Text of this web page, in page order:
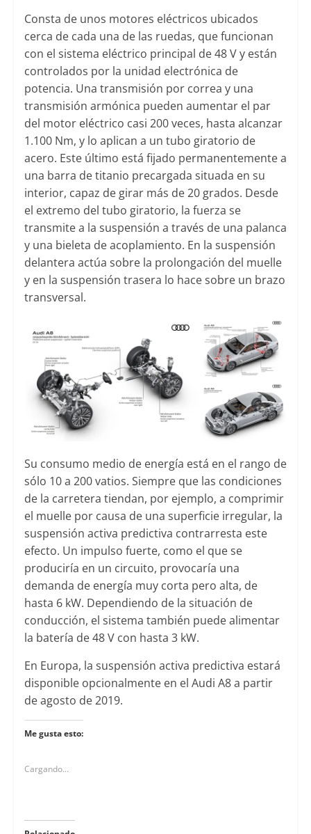
Consta de unos motores eléctricos ubicados
cerca de cada una de las ruedas, que funcionan
con el sistema eléctrico principal de 48 V y están
controlados por la unidad electrónica de
potencia. Una transmisión por correa y una
transmisión armónica pueden aumentar el par
del motor eléctrico casi 200 veces, hasta alcanzar
1.100 Nm, y lo aplican a un tubo giratorio de
acero. Este último está fijado permanentemente a
una barra de titanio precargada situada en su
interior, capaz de girar más de 20 grados. Desde
el extremo del tubo giratorio, la fuerza se
transmite a la suspensión a través de una palanca
y una bieleta de acoplamiento. En la suspensión
delantera actúa sobre la prolongación del muelle
y en la suspensión trasera lo hace sobre un brazo
transversal.
Su consumo medio de energía está en el rango de
sólo 10 a 200 vatios. Siempre que las condiciones
de la carretera tiendan, por ejemplo, a comprimir
el muelle por causa de una superficie irregular, la
suspensión activa predictiva contrarresta este
efecto. Un impulso fuerte, como el que se
produciría en un circuito, provocaría una
demanda de energía muy corta pero alta, de
hasta 6 kW. Dependiendo de la situación de
conducción, el sistema también puede alimentar
la batería de 48 V con hasta 3 kW.
En Europa, la suspensión activa predictiva estará
disponible opcionalmente en el Audi A8 a partir
de agosto de 2019.
Me gusta esto:
Cargando...